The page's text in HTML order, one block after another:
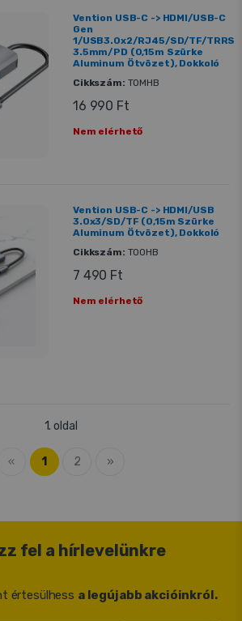
Vention USB-C -> HDMI/USB-C
Gen
1/USB3.0x2/RJ45/SD/TF/TRRS
3.5mm/PD (0,15m Szürke
Aluminum Ötvözet), Dokkoló
Cikkszám: TOMHB
16 990 Ft
Nem elérhető
Vention USB-C -> HDMI/USB
3.0x3/SD/TF (0,15m Szürke
Aluminum Ötvözet), Dokkoló
Cikkszám: TOOHB
7 490 Ft
Nem elérhető
1. oldal
« 1 2 »
fel a hírlevelünkre
értesülhess a legújabb akcióinkról.